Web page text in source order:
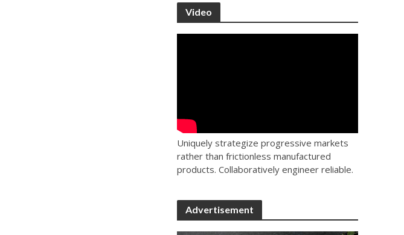
Video
Uniquely strategize progressive markets
rather than frictionless manufactured
products. Collaboratively engineer reliable.
Advertisement